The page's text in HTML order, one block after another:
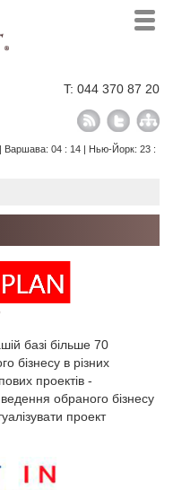
T: 044 370 87 20
| Варшава: 04 : 14 | Нью-Йорк: 23 :
базі більше 70
бізнесу в різних
проектів -
обраного бізнесу
проект